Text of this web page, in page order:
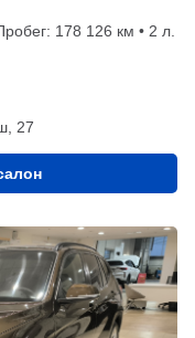
178 126 км • 2 л.
27